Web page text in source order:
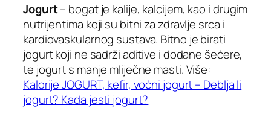
Jogurt– bogat je kalije, kalcijem, kao i drugim
nutrijentima koji su bitni za zdravlje srca i
kardiovaskularnog sustava. Bitno je birati
jogurt koji ne sadrži aditive i dodane šećere,
te jogurt s manje mliječne masti. Više:
Kalorije JOGURT, kefir, voćni jogurt – Deblja li
jogurt? Kada jesti jogurt?